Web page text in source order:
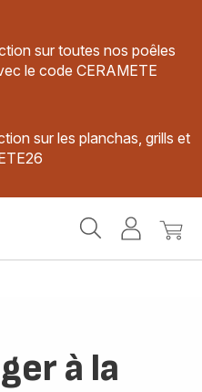
sur toutes nos poêles
le code CERAMETE
sur les planchas, grills et
MonMon
à la